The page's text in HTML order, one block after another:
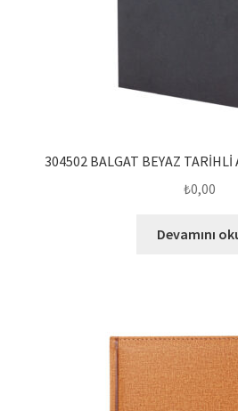
304502 BALGAT BEYAZ TARİHLİ
₺0,00
Devamını